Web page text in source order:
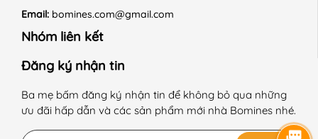
Email: bomines.com@gmail.com
Nhóm liên kết
Đăng ký nhận tin
Ba mẹ bấm đăng ký nhận tin để không bỏ qua những
ưu đãi hấp dẫn và các sản phẩm mới nhà Bomines nhé.